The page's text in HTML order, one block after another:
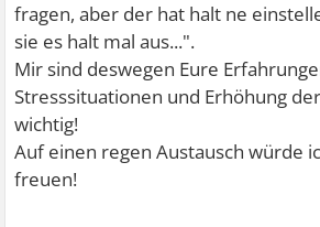
fragen, aber der hat halt ne
sie es halt mal aus...".
Mir sind deswegen Eure
Stresssituationen und Erhöhung
wichtig!
Auf einen regen Austausch würde
freuen!